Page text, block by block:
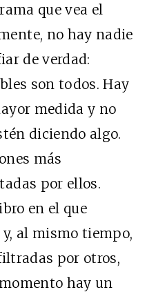
que vea el
no hay nadie
de verdad:
son todos. Hay
medida y no
diciendo algo.
más
por ellos.
en el que
al mismo tiempo,
por otros,
hay un